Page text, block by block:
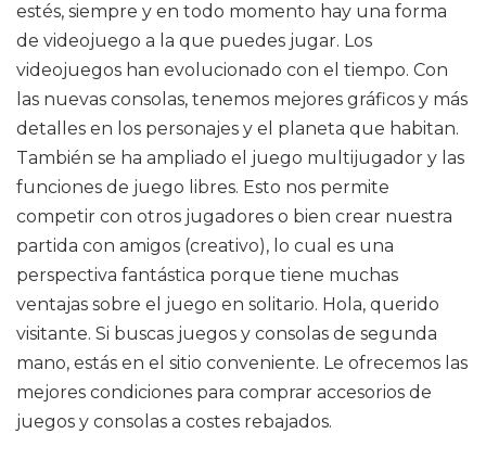
estés, siempre y en todo momento hay una forma
de videojuego a la que puedes jugar. Los
videojuegos han evolucionado con el tiempo. Con
las nuevas consolas, tenemos mejores gráficos y más
detalles en los personajes y el planeta que habitan.
También se ha ampliado el juego multijugador y las
funciones de juego libres. Esto nos permite
competir con otros jugadores o bien crear nuestra
partida con amigos (creativo), lo cual es una
perspectiva fantástica porque tiene muchas
ventajas sobre el juego en solitario. Hola, querido
visitante. Si buscas juegos y consolas de segunda
mano, estás en el sitio conveniente. Le ofrecemos las
mejores condiciones para comprar accesorios de
juegos y consolas a costes rebajados.